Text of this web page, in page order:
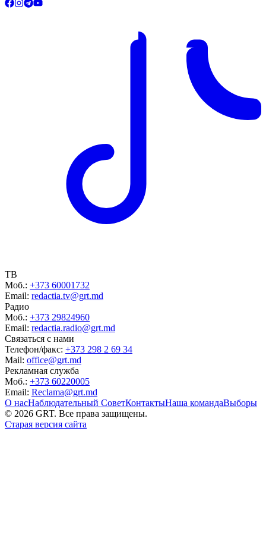
ТВ
Моб.: +373 60001732
Email: redactia.tv@grt.md
Радио
Моб.: +373 29824960
Email: redactia.radio@grt.md
Связаться с нами
Телефон/факс: +373 298 2 69 34
Mail: office@grt.md
Рекламная служба
Моб.: +373 60220005
Email: Reclama@grt.md
О насНаблюдательный СоветКонтактыНаша командаВыборы
© 2026 GRT. Все права защищены.
Старая версия сайта